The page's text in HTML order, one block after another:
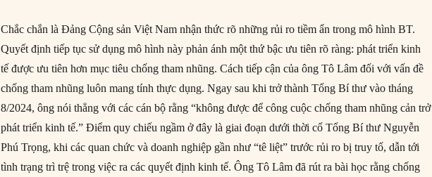
Chắc chắn là Đảng Cộng sản Việt Nam nhận thức rõ những rủi ro tiềm ẩn trong mô hình BT.
Quyết định tiếp tục sử dụng mô hình này phản ánh một thứ bậc ưu tiên rõ ràng: phát triển kinh
tế được ưu tiên hơn mục tiêu chống tham nhũng. Cách tiếp cận của ông Tô Lâm đối với vấn đề
chống tham nhũng luôn mang tính thực dụng. Ngay sau khi trở thành Tổng Bí thư vào tháng
8/2024, ông nói thẳng với các cán bộ rằng “không được để công cuộc chống tham nhũng cản trở
phát triển kinh tế.” Điểm quy chiếu ngầm ở đây là giai đoạn dưới thời cố Tổng Bí thư Nguyễn
Phú Trọng, khi các quan chức và doanh nghiệp gần như “tê liệt” trước rủi ro bị truy tố, dẫn tới
tình trạng trì trệ trong việc ra các quyết định kinh tế. Ông Tô Lâm đã rút ra bài học rằng chống